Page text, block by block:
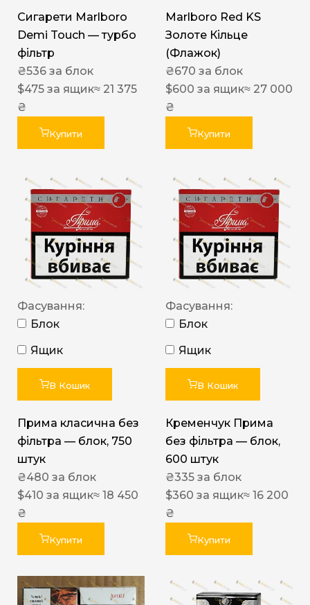
Сигарети Marlboro
Demi Touch — турбо
фільтр
₴536 за блок
$475 за ящик≈ 21 375
₴
Купити
Marlboro Red KS
Золоте Кільце
(Флажок)
₴670 за блок
$600 за ящик≈ 27 000
₴
Купити
Фасування:
Блок
Ящик
В Кошик
Прима класична без
фільтра — блок, 750
штук
₴480 за блок
$410 за ящик≈ 18 450
₴
Купити
Фасування:
Блок
Ящик
В Кошик
Кременчук Прима
без фільтра — блок,
600 штук
₴335 за блок
$360 за ящик≈ 16 200
₴
Купити